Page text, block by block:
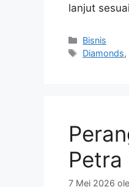
lanjut
Kategori
Bisnis
Tag
Diamonds,
7 Mei 2026